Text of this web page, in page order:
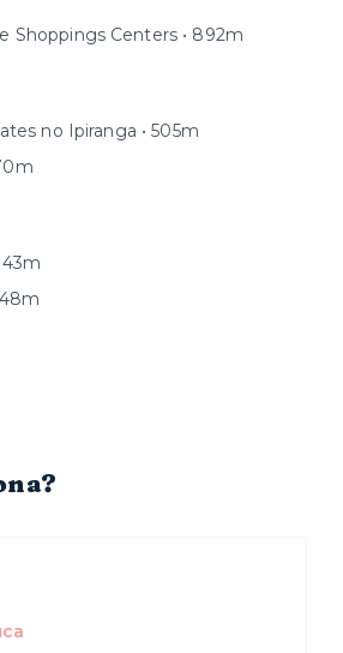
Shoppings Centers • 892m
no Ipiranga • 505m